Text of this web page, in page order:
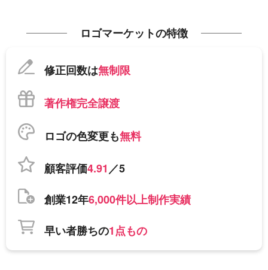
ロゴマーケットの特徴
修正回数は無制限
著作権完全譲渡
ロゴの色変更も無料
顧客評価4.91／5
創業12年6,000件以上制作実績
早い者勝ちの1点もの